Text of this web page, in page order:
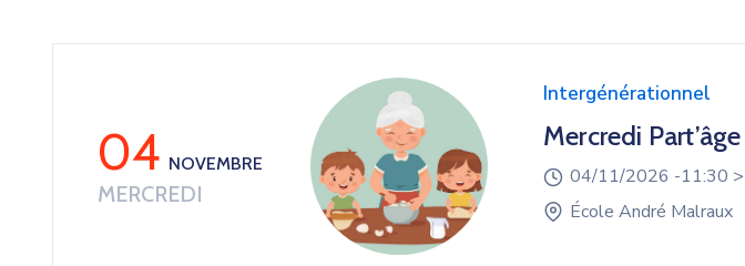
04NOVEMBRE
MERCREDI
Intergénérationnel
Mercredi Part’âge
04/11/2026 -11:30 >
École André Malraux